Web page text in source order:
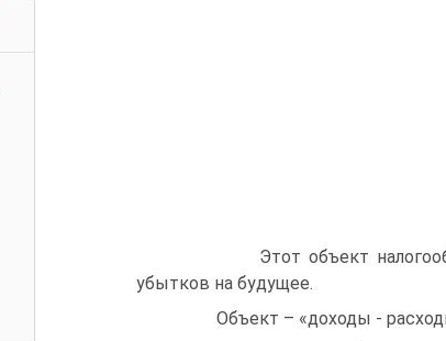
Этот объект
убытков на будущее.
Объект – «доходы -